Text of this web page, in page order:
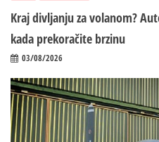
Kraj divljanju za volanom?
kada prekoračite brzinu
03/08/2026